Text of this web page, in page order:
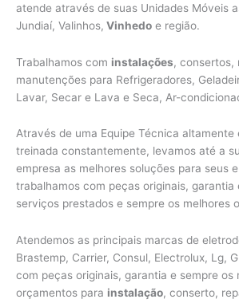
atende através de suas Unidades Móveis
Jundiaí, Valinhos, Vinhedo e região.
Trabalhamos com instalações, consertos,
manutenções para Refrigeradores,
Lavar, Secar e Lava e Seca, Ar-
Através de uma Equipe Técnica altamente
treinada constantemente, levamos até a
empresa as melhores soluções para seus
trabalhamos com peças originais, garantia
serviços prestados e sempre os melhores
Atendemos as principais marcas de
Brastemp, Carrier, Consul, Electrolux, Lg,
com peças originais, garantia e sempre os
orçamentos para instalação, conserto,